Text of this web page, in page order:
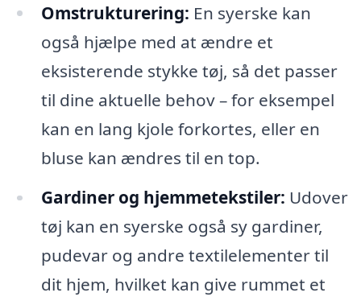
Omstrukturering: En syerske kan
også hjælpe med at ændre et
eksisterende stykke tøj, så det passer
til dine aktuelle behov – for eksempel
kan en lang kjole forkortes, eller en
bluse kan ændres til en top.
Gardiner og hjemmetekstiler: Udover
tøj kan en syerske også sy gardiner,
pudevar og andre textilelementer til
dit hjem, hvilket kan give rummet et